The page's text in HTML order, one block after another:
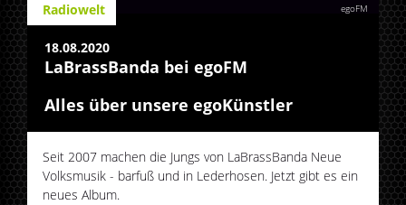
egoFM
Radiowelt
18.08.2020
LaBrassBanda bei egoFM
Alles über unsere egoKünstler
Seit 2007 machen die Jungs von LaBrassBanda Neue
Volksmusik - barfuß und in Lederhosen. Jetzt gibt es ein
neues Album.